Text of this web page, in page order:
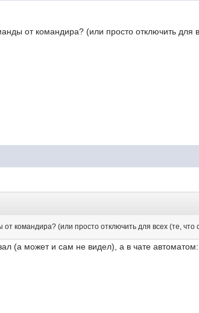
от командира? (или просто отключить для
командира? (или просто отключить для всех (те, что
(а может и сам не видел), а в чате